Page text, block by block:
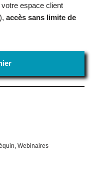
espace client
accès sans limite de
, Webinaires